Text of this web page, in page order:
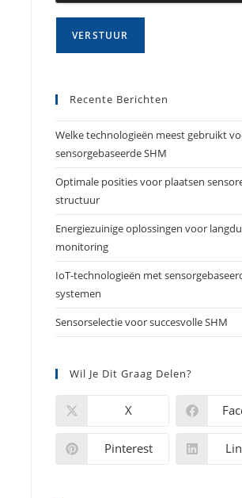
Recente Berichten
Welke technologieën meest gebruikt
sensorgebaseerde SHM
Optimale posities voor plaatsen
structuur
Energiezuinige oplossingen voor
monitoring
IoT-technologieën met
systemen
Sensorselectie voor succesvolle SHM
Wil Je Dit Graag Delen?
X
Pinterest